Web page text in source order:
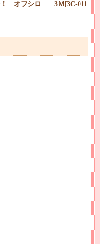
ル！ オフシロ 3Ｍ [3C-011